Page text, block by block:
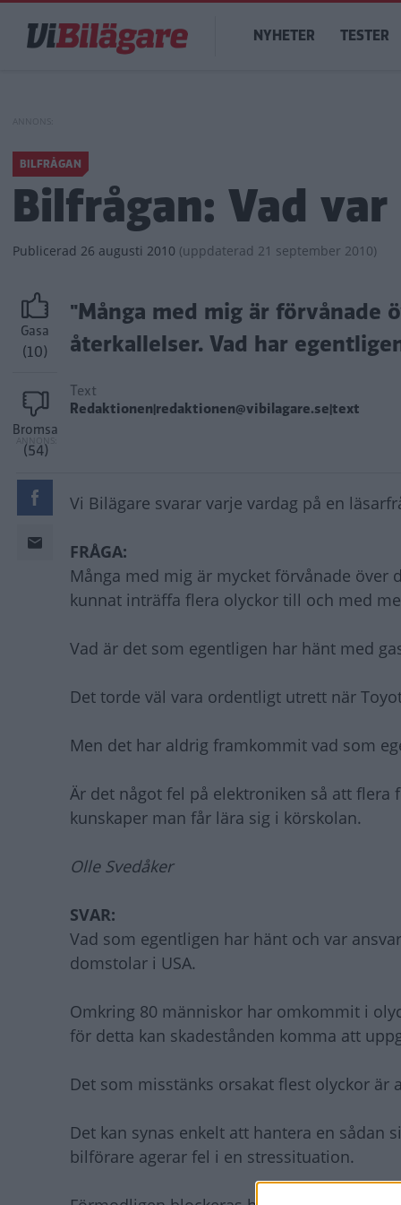
huvudinnehåll
Main
navigation
NYHETER TESTER
BILFRÅGAN
Bilfrågan: Vad
Publicerad 26 augusti 2010 (uppdaterad 21 september 2010)
Gasa
(10)
Bromsa
(54)
"Många med mig är förvånade
återkallelser. Vad har
Text
Redaktionen|redaktionen@vibilagare.se|text
Vi Bilägare svarar varje vardag på en
FRÅGA:
Många med mig är mycket förvånade
kunnat inträffa flera olyckor till och med
Vad är det som egentligen har hänt med
Det torde väl vara ordentligt utrett när
Men det har aldrig framkommit vad som
Är det något fel på elektroniken så att
kunskaper man får lära sig i körskolan.
Olle Svedåker
SVAR:
Vad som egentligen har hänt och var
domstolar i USA.
Omkring 80 människor har omkommit i
för detta kan skadestånden komma att
Det som misstänks orsakat flest olyckor är
Det kan synas enkelt att hantera en sådan
bilförare agerar fel i en stressituation.